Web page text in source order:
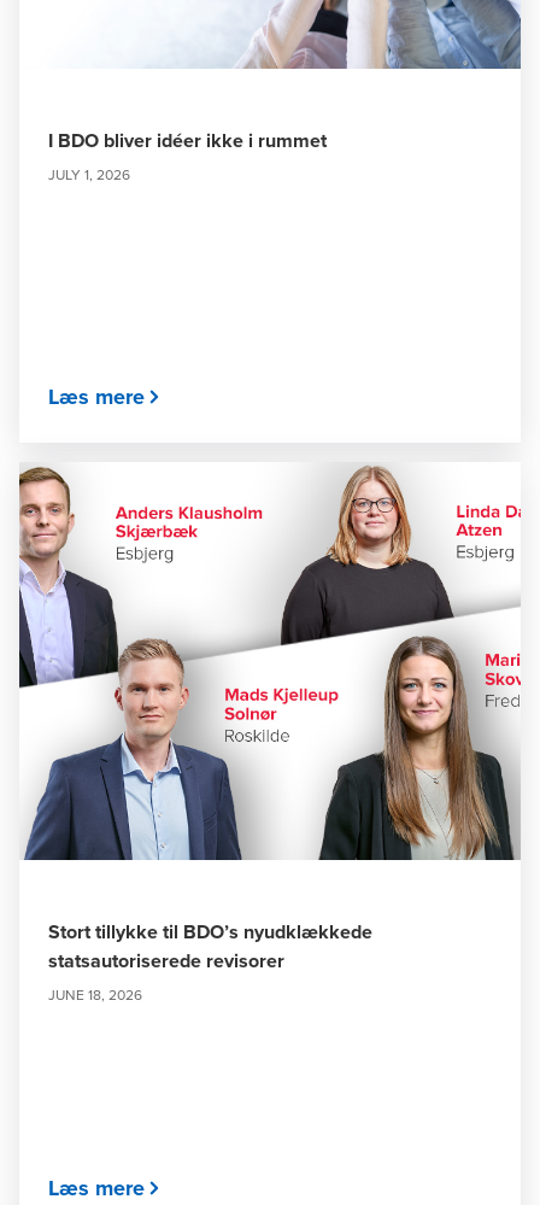
I BDO bliver idéer ikke i rummet
JULY 1, 2026
Læs mere
Stort tillykke til BDO’s nyudklækkede
statsautoriserede revisorer
JUNE 18, 2026
Læs mere